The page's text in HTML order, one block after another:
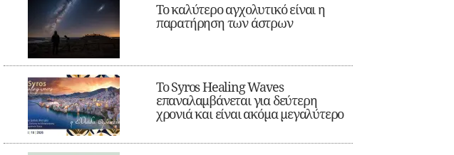
Το καλύτερο αγχολυτικό είναι η
παρατήρηση των άστρων
Το Syros Healing Waves
επαναλαμβάνεται για δεύτερη
χρονιά και είναι ακόμα μεγαλύτερο